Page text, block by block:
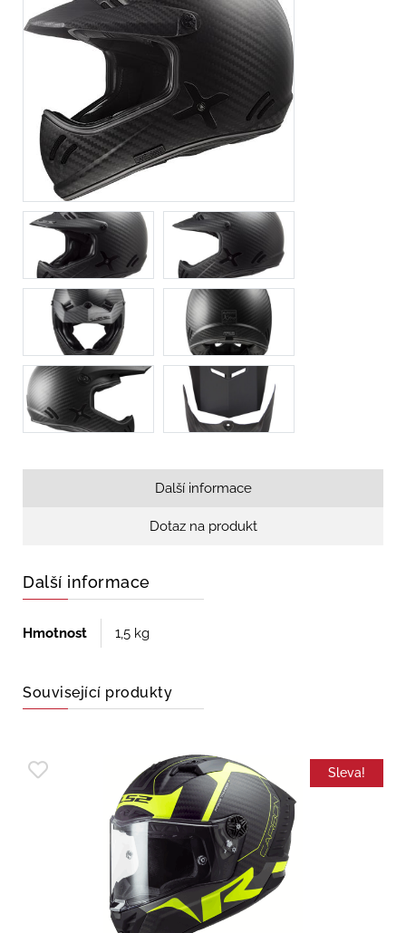
Další informace
Dotaz na produkt
Další informace
Hmotnost 1,5 kg
Související produkty
Sleva!